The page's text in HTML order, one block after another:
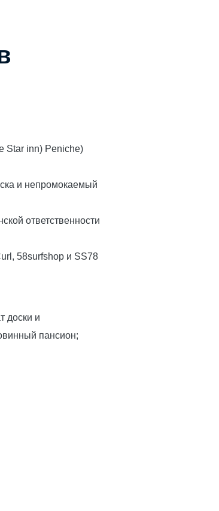
Star inn) Peniche)
и непромокаемый
ответственности
58surfshop и SS78
доски и
пансион;